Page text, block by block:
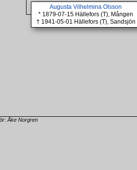
Augusta Vilhelmina Olsson
* 1879-07-15 Hällefors (T), Mången
† 1941-05-01 Hällefors (T), Sandsjön
Åke Norgren